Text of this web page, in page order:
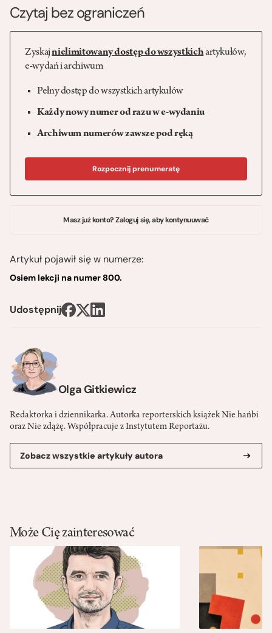
Olga Gitkiewicz
Redaktorka i dziennikarka. Autorka reporterskich książek Nie hańbi
oraz Nie zdążę. Współpracuje z Instytutem Reportażu.
Zobacz wszystkie artykuły autora
Czytaj bez ograniczeń
Zyskajnielimitowany dostęp do wszystkichartykułów,
e-wydań i archiwum
Pełny dostęp do wszystkich artykułów
Każdy nowy numer od razu w e-wydaniu
Archiwum numerów zawsze pod ręką
Rozpocznij prenumeratę
Masz już konto? Zaloguj się, aby kontynuuwać
Artykuł pojawił się w numerze:
Osiem lekcji na numer 800.
Udostępnij
Może Cię zainteresować